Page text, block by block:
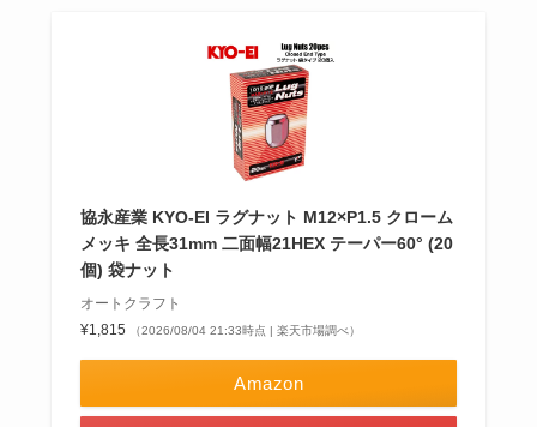
協永産業 KYO-EI ラグナット M12×P1.5 クローム
メッキ 全長31mm 二面幅21HEX テーパー60° (20
個) 袋ナット
オートクラフト
¥1,815
（2026/08/04 21:33時点 | 楽天市場調べ）
Amazon